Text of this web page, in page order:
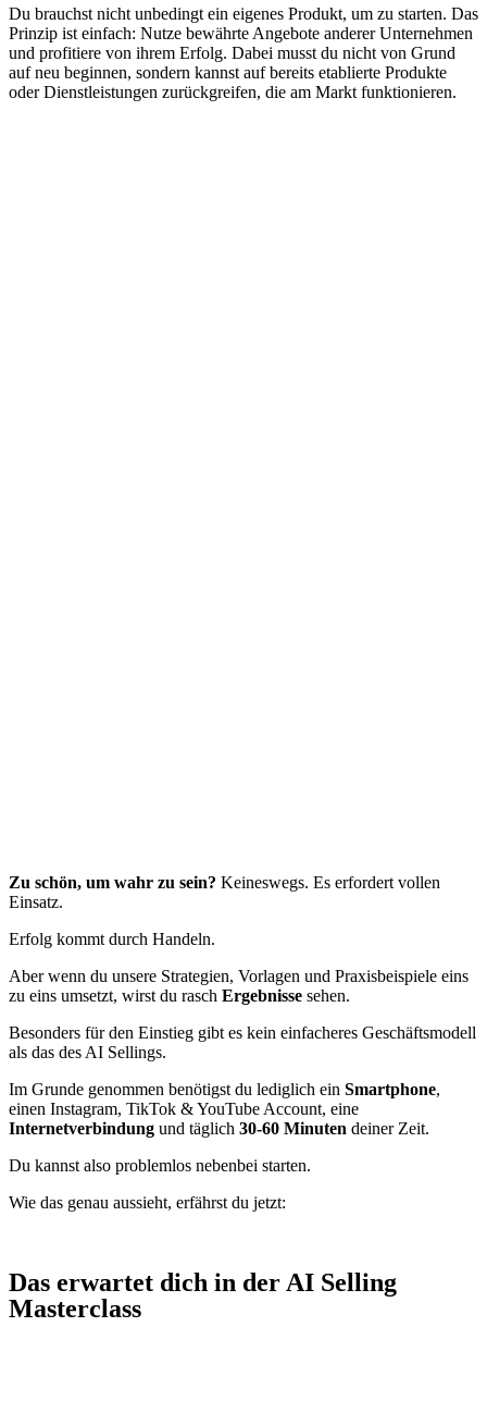
Du brauchst nicht unbedingt ein eigenes Produkt, um zu starten. Das
Prinzip ist einfach: Nutze bewährte Angebote anderer Unternehmen
und profitiere von ihrem Erfolg. Dabei musst du nicht von Grund
auf neu beginnen, sondern kannst auf bereits etablierte Produkte
oder Dienstleistungen zurückgreifen, die am Markt funktionieren.
Zu schön, um wahr zu sein? Keineswegs. Es erfordert vollen
Einsatz.
Erfolg kommt durch Handeln.
Aber wenn du unsere Strategien, Vorlagen und Praxisbeispiele eins
zu eins umsetzt, wirst du rasch Ergebnisse sehen.
Besonders für den Einstieg gibt es kein einfacheres Geschäftsmodell
als das des AI Sellings.
Im Grunde genommen benötigst du lediglich ein Smartphone,
einen Instagram, TikTok & YouTube Account, eine
Internetverbindung und täglich 30-60 Minuten deiner Zeit.
Du kannst also problemlos nebenbei starten.
Wie das genau aussieht, erfährst du jetzt:
Das erwartet dich in der AI Selling
Masterclass